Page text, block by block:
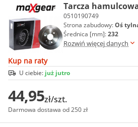
Tarcza
0510190749
Strona zabudowy:Oś
Średnica [mm]:232
Rozwiń więcej danych
Kup na raty
U ciebie: już jutro
44,95zł/szt.
Darmowa dostawa od 250 zł